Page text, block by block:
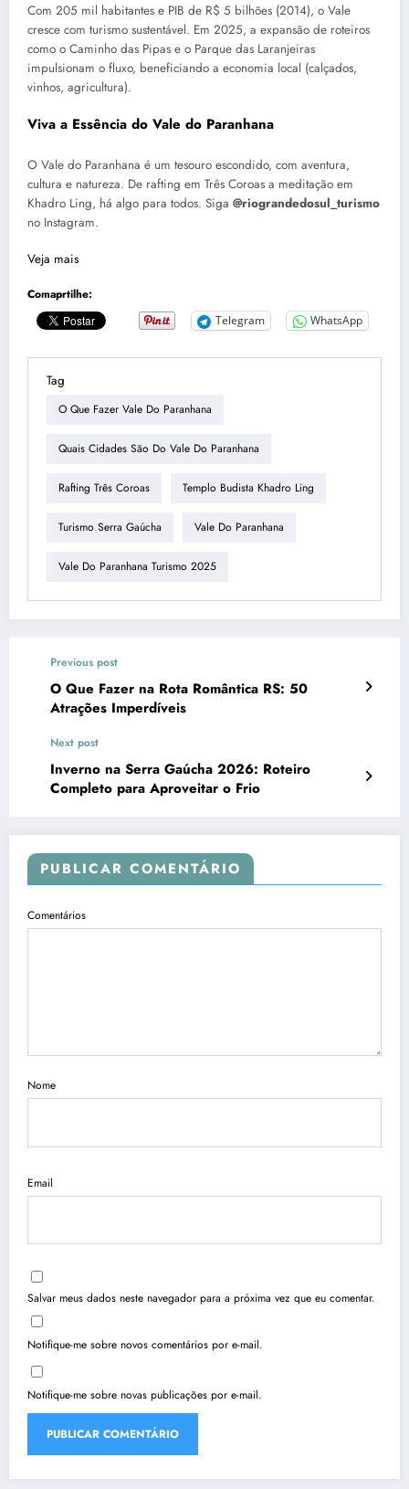
Com 205 mil habitantes e PIB de R$ 5 bilhões (2014), o Vale
cresce com turismo sustentável. Em 2025, a expansão de roteiros
como o Caminho das Pipas e o Parque das Laranjeiras
impulsionam o fluxo, beneficiando a economia local (calçados,
vinhos, agricultura).
Viva a Essência do Vale do Paranhana
O Vale do Paranhana é um tesouro escondido, com aventura,
cultura e natureza. De rafting em Três Coroas a meditação em
Khadro Ling, há algo para todos. Siga @riograndedosul_turismo
no Instagram.
Veja mais
Comaprtilhe:
Telegram WhatsApp
Tag
O Que Fazer Vale Do Paranhana
Quais Cidades São Do Vale Do Paranhana
Rafting Três Coroas Templo Budista Khadro Ling
Turismo Serra Gaúcha Vale Do Paranhana
Vale Do Paranhana Turismo 2025
Previous post
O Que Fazer na Rota Romântica RS: 50
Atrações Imperdíveis
Next post
Inverno na Serra Gaúcha 2026: Roteiro
Completo para Aproveitar o Frio
PUBLICAR COMENTÁRIO
Comentários
Nome
Email
Salvar meus dados neste navegador para a próxima vez que eu comentar.
Notifique-me sobre novos comentários por e-mail.
Notifique-me sobre novas publicações por e-mail.